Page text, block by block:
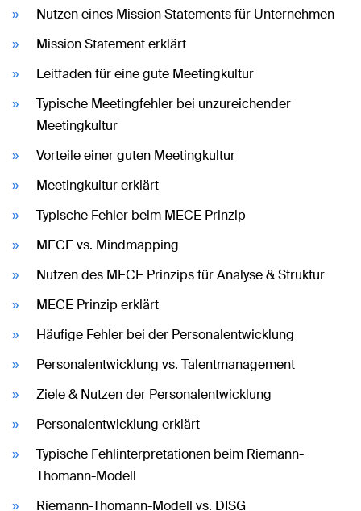
Nutzen eines Mission Statements für Unternehmen
Mission Statement erklärt
Leitfaden für eine gute Meetingkultur
Typische Meetingfehler bei unzureichender
Meetingkultur
Vorteile einer guten Meetingkultur
Meetingkultur erklärt
Typische Fehler beim MECE Prinzip
MECE vs. Mindmapping
Nutzen des MECE Prinzips für Analyse & Struktur
MECE Prinzip erklärt
Häufige Fehler bei der Personalentwicklung
Personalentwicklung vs. Talentmanagement
Ziele & Nutzen der Personalentwicklung
Personalentwicklung erklärt
Typische Fehlinterpretationen beim Riemann-
Thomann-Modell
Riemann-Thomann-Modell vs. DISG